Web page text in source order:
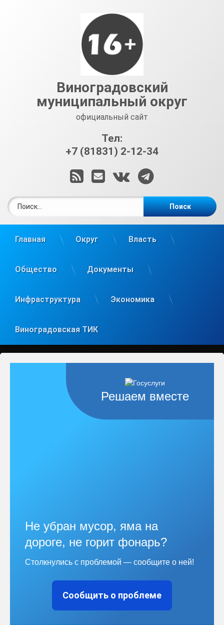
Виноградовский
муниципальный округ
официальный сайт
Тел:
+7 (81831) 2-12-34
RSSE-mailВКонтакте
Telegram
Главная Округ Власть
Общество Документы
Инфраструктура Экономика
Виноградовская ТИК
Решаем вместе
Не убран мусор, яма на
дороге, не горит фонарь?
Столкнулись с проблемой — сообщите о ней!
Сообщить о проблеме